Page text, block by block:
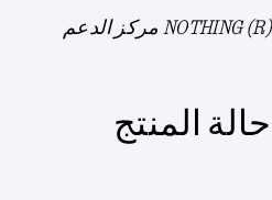
NOTHING (R) مركز الدعم
حالة المنتج